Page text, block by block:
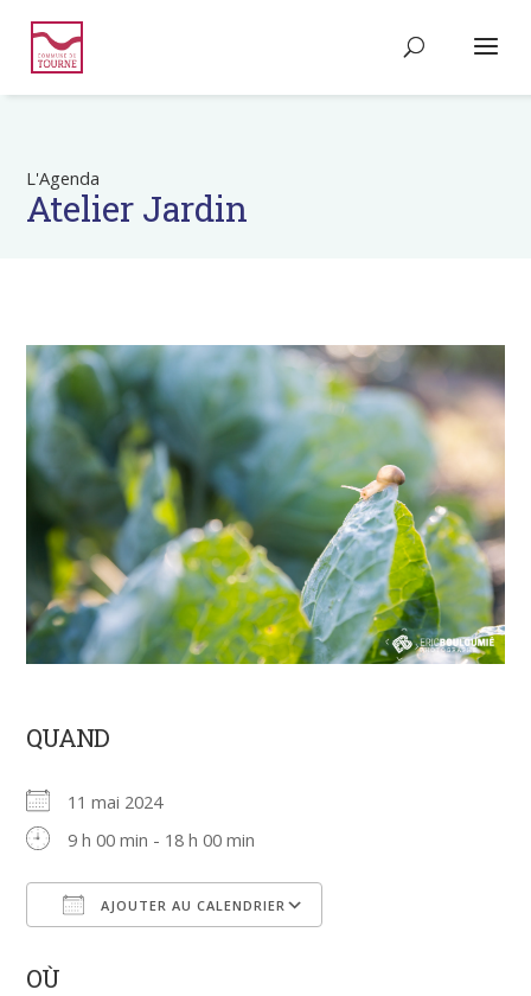
L'Agenda
Atelier Jardin
QUAND
11 mai 2024
9 h 00 min - 18 h 00 min
AJOUTER AU CALENDRIER
OÙ